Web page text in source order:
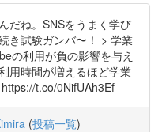
だね。SNSをうまく学び
き試験ガンバ〜！ > 学業
の利用が負の影響を与え
用時間が増えるほど学業
t.co/0NifUAh3Ef
(投稿一覧)